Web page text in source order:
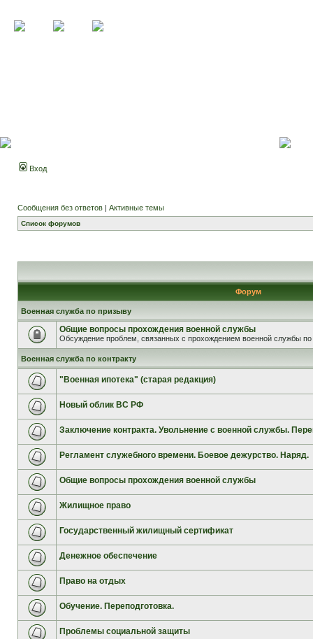
Вход
Сообщения без ответов | Активные темы
Список форумов
Форум
Военная служба по призыву
Общие вопросы прохождения военной службы
Обсуждение проблем, связанных с прохождением военной службы по
Военная служба по контракту
"Военная ипотека" (старая редакция)
Новый облик ВС РФ
Заключение контракта. Увольнение с военной службы.
Регламент служебного времени. Боевое дежурство. Наряд.
Общие вопросы прохождения военной службы
Жилищное право
Государственный жилищный сертификат
Денежное обеспечение
Право на отдых
Обучение. Переподготовка.
Проблемы социальной защиты